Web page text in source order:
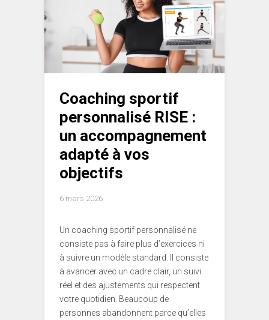
Coaching sportif
personnalisé RISE :
un accompagnement
adapté à vos
objectifs
6 mars 2026
Un coaching sportif personnalisé ne
consiste pas à faire plus d’exercices ni
à suivre un modèle standard. Il consiste
à avancer avec un cadre clair, un suivi
réel et des ajustements qui respectent
votre quotidien. Beaucoup de
personnes abandonnent parce qu’elles